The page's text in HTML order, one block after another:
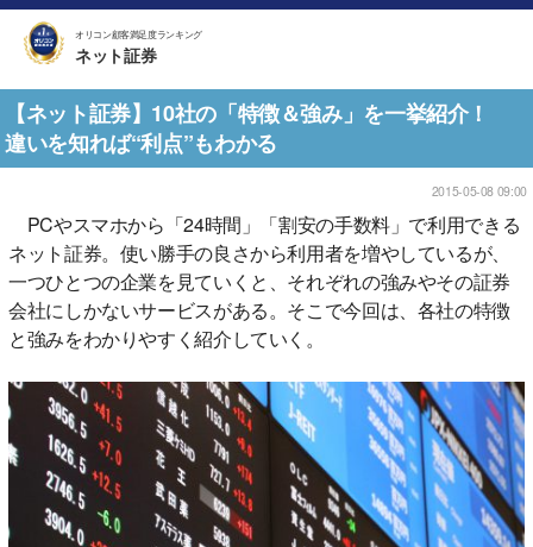
オリコン顧客満足度ランキング
ネット証券
【ネット証券】10社の「特徴＆強み」を一挙紹介！
違いを知れば“利点”もわかる
2015-05-08 09:00
PCやスマホから「24時間」「割安の手数料」で利用できる
ネット証券。使い勝手の良さから利用者を増やしているが、
一つひとつの企業を見ていくと、それぞれの強みやその証券
会社にしかないサービスがある。そこで今回は、各社の特徴
と強みをわかりやすく紹介していく。